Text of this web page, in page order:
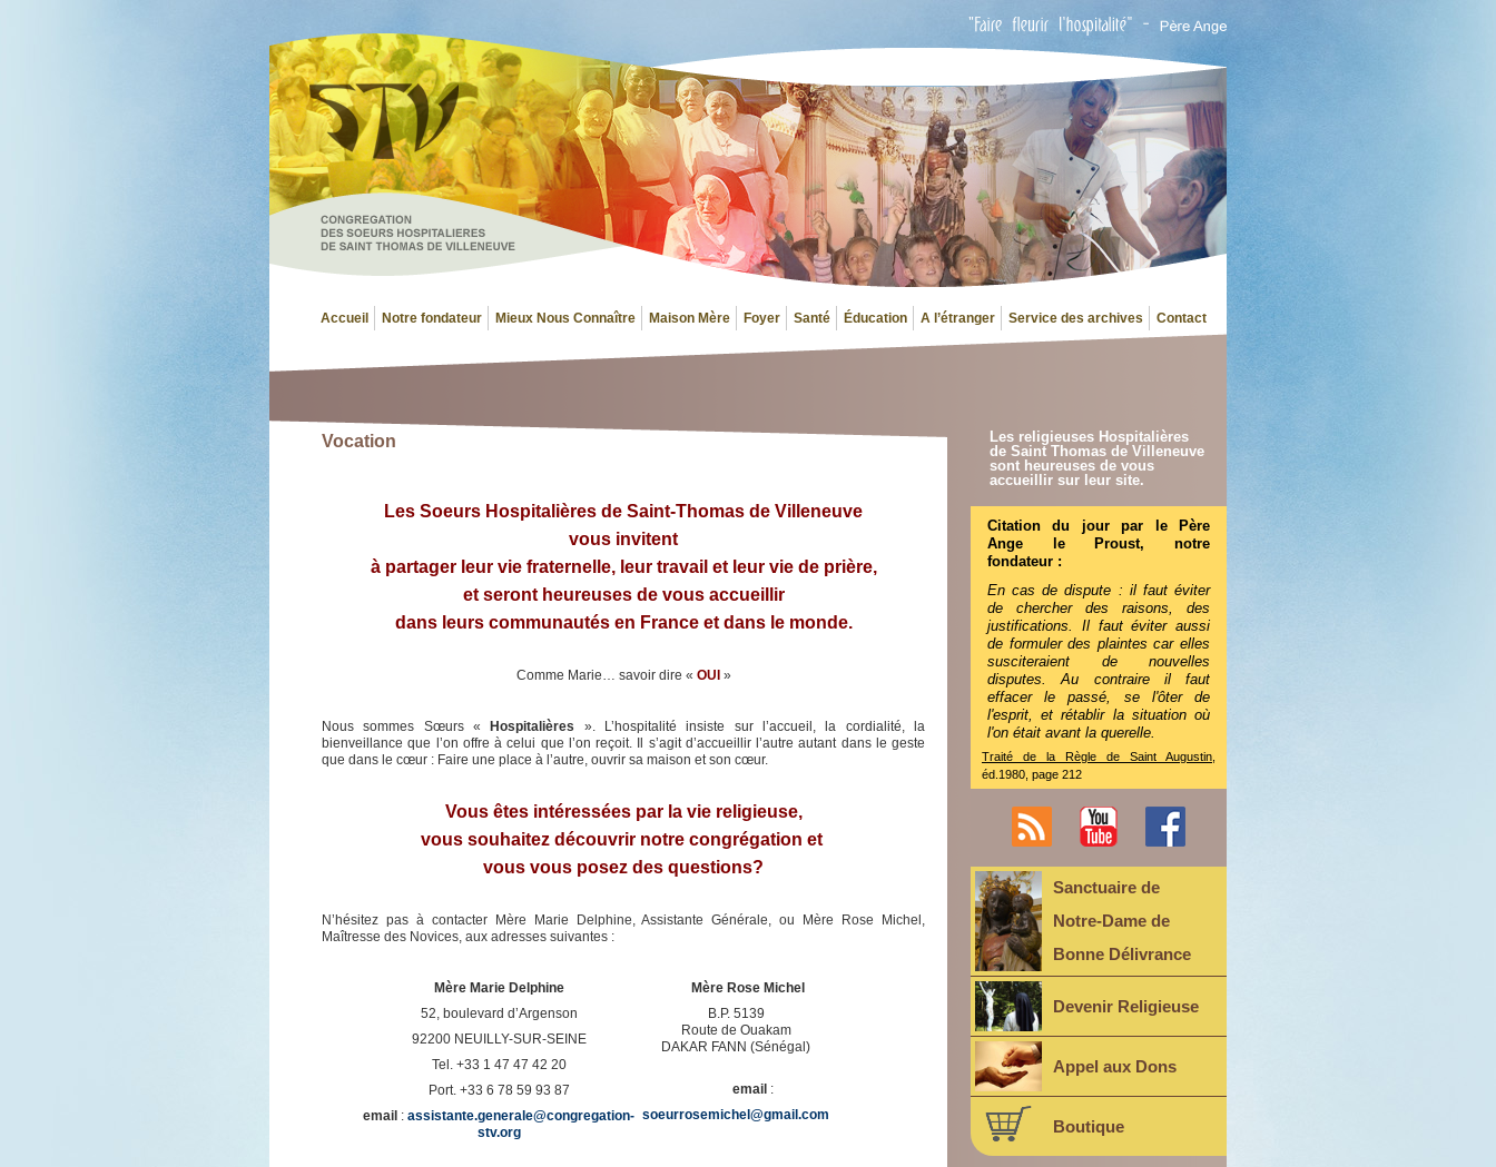
Accueil Notre fondateur Mieux Nous Connaître Maison Mère Foyer Santé Éducation A l’étranger Service des archives Contact
Vocation
Les Soeurs Hospitalières de Saint-Thomas de Villeneuve
vous invitent
à partager leur vie fraternelle, leur travail et leur vie de prière,
et seront heureuses de vous accueillir
dans leurs communautés en France et dans le monde.
Comme Marie… savoir dire « OUI »
Nous sommes Sœurs « Hospitalières ». L’hospitalité insiste sur l’accueil, la cordialité, la
bienveillance que l’on offre à celui que l’on reçoit. Il s’agit d’accueillir l’autre autant dans le geste
que dans le cœur : Faire une place à l’autre, ouvrir sa maison et son cœur.
Vous êtes intéressées par la vie religieuse,
vous souhaitez découvrir notre congrégation et
vous vous posez des questions?
N’hésitez pas à contacter Mère Marie Delphine, Assistante Générale, ou Mère Rose Michel,
Maîtresse des Novices, aux adresses suivantes :
Mère Marie Delphine
52, boulevard d’Argenson
92200 NEUILLY-SUR-SEINE
Tel. +33 1 47 47 42 20
Port. +33 6 78 59 93 87
email : assistante.generale@congregation-
stv.org
Mère Rose Michel
B.P. 5139
Route de Ouakam
DAKAR FANN (Sénégal)
email :
soeurrosemichel@gmail.com
Les religieuses Hospitalières
de Saint Thomas de Villeneuve
sont heureuses de vous
accueillir sur leur site.
Citation du jour par le Père
Ange le Proust, notre
fondateur :
En cas de dispute : il faut éviter
de chercher des raisons, des
justifications. Il faut éviter aussi
de formuler des plaintes car elles
susciteraient de nouvelles
disputes. Au contraire il faut
effacer le passé, se l'ôter de
l'esprit, et rétablir la situation où
l'on était avant la querelle.
Traité de la Règle de Saint Augustin
éd.1980, page 212
Sanctuaire de
Notre-Dame de
Bonne Délivrance
Devenir Religieuse
Appel aux Dons
Boutique